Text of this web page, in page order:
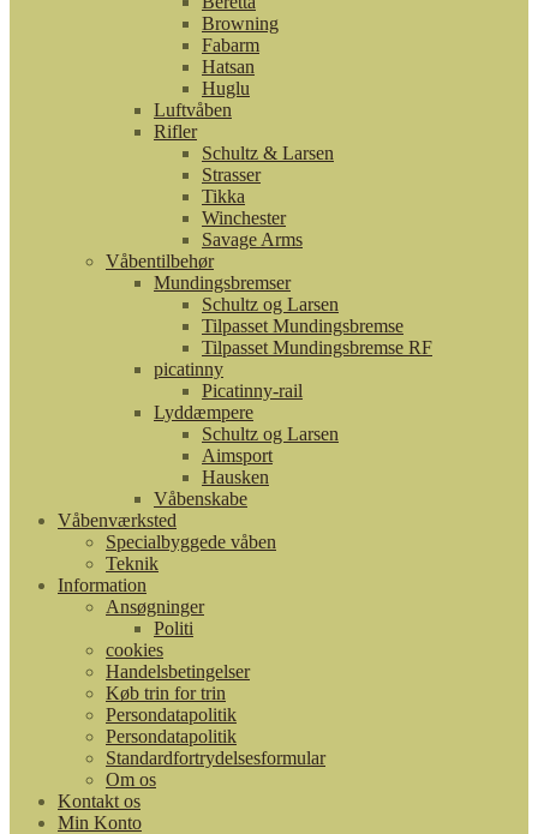
Browning
Fabarm
Hatsan
Huglu
Luftvåben
Rifler
Schultz & Larsen
Strasser
Tikka
Winchester
Savage Arms
Våbentilbehør
Mundingsbremser
Schultz og Larsen
Tilpasset Mundingsbremse
Tilpasset Mundingsbremse RF
picatinny
Picatinny-rail
Lyddæmpere
Schultz og Larsen
Aimsport
Hausken
Våbenskabe
Våbenværksted
Specialbyggede våben
Teknik
Information
Ansøgninger
Politi
cookies
Handelsbetingelser
Køb trin for trin
Persondatapolitik
Persondatapolitik
Standardfortrydelsesformular
Om os
Kontakt os
Min Konto